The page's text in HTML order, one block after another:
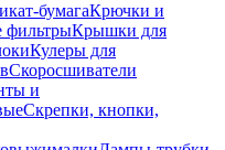
бумагаКрючки и
фильтрыКрышки для
Кулеры для
Скоросшиватели
и
Скрепки, кнопки,